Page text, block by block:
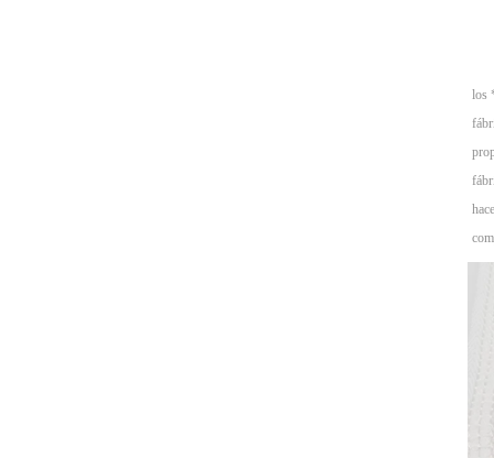
los